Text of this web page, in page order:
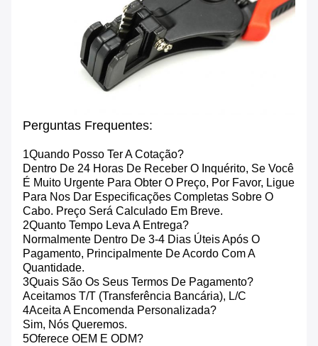
Perguntas Frequentes:
1Quando Posso Ter A Cotação?
Dentro De 24 Horas De Receber O Inquérito, Se Você
É Muito Urgente Para Obter O Preço, Por Favor, Ligue
Para Nos Dar Especificações Completas Sobre O
Cabo. Preço Será Calculado Em Breve.
2Quanto Tempo Leva A Entrega?
Normalmente Dentro De 3-4 Dias Úteis Após O
Pagamento, Principalmente De Acordo Com A
Quantidade.
3Quais São Os Seus Termos De Pagamento?
Aceitamos T/T (transferência Bancária), L/C
4Aceita A Encomenda Personalizada?
Sim, Nós Queremos.
5Oferece OEM E ODM?